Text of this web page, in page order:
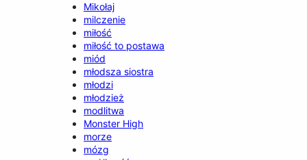
Mikołaj
milczenie
miłość
miłość to postawa
miód
młodsza siostra
młodzi
młodzież
modlitwa
Monster High
morze
mózg